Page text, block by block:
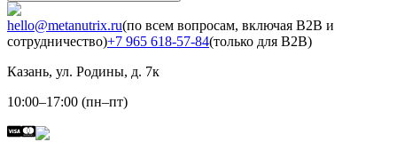
hello@metanutrix.ru(по всем вопросам, включая B2B и
сотрудничество)+7 965 618-57-84(только для B2B)
Казань, ул. Родины, д. 7к
10:00–17:00 (пн–пт)